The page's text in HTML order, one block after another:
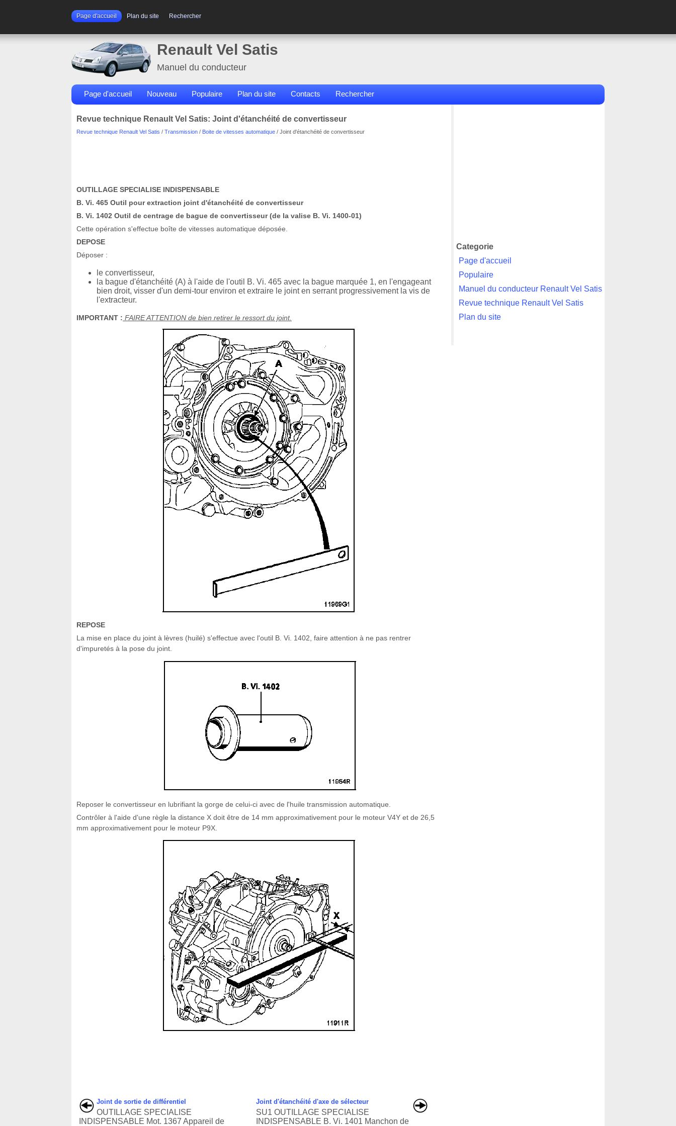
Page d'accueil Plan du site Rechercher
Renault Vel Satis
Manuel du conducteur
Page d'accueil Nouveau Populaire Plan du site Contacts Rechercher
Revue technique Renault Vel Satis: Joint d'étanchéité de convertisseur
Revue technique Renault Vel Satis / Transmission / Boite de vitesses automatique / Joint d'étanchéité de convertisseur
OUTILLAGE SPECIALISE INDISPENSABLE
B. Vi. 465 Outil pour extraction joint d'étanchéité de convertisseur
B. Vi. 1402 Outil de centrage de bague de convertisseur (de la valise B. Vi. 1400-01)
Cette opération s'effectue boîte de vitesses automatique déposée.
DEPOSE
Déposer :
le convertisseur,
la bague d'étanchéité (A) à l'aide de l'outil B. Vi. 465 avec la bague marquée 1, en l'engageant
bien droit, visser d'un demi-tour environ et extraire le joint en serrant progressivement la vis de
l'extracteur.
IMPORTANT : FAIRE ATTENTION de bien retirer le ressort du joint.
REPOSE
La mise en place du joint à lèvres (huilé) s'effectue avec l'outil B. Vi. 1402, faire attention à ne pas rentrer
d'impuretés à la pose du joint.
Reposer le convertisseur en lubrifiant la gorge de celui-ci avec de l'huile transmission automatique.
Contrôler à l'aide d'une règle la distance X doit être de 14 mm approximativement pour le moteur V4Y et de 26,5
mm approximativement pour le moteur P9X.
Joint de sortie de différentiel
OUTILLAGE SPECIALISE
INDISPENSABLE Mot. 1367 Appareil de
Joint d'étanchéité d'axe de sélecteur
SU1 OUTILLAGE SPECIALISE
INDISPENSABLE B. Vi. 1401 Manchon de
Categorie
Page d'accueil
Populaire
Manuel du conducteur Renault Vel Satis
Revue technique Renault Vel Satis
Plan du site